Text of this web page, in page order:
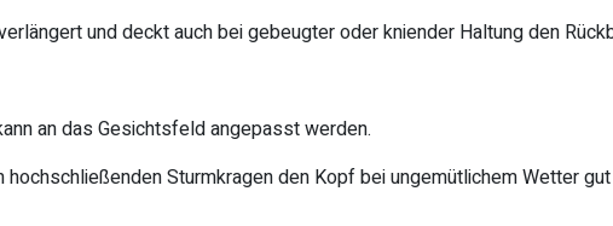
und deckt auch bei gebeugter oder kniender Haltung den
an das Gesichtsfeld angepasst werden.
Sturmkragen den Kopf bei ungemütlichem Wetter